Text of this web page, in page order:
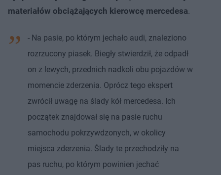
materiałów obciążających kierowcę mercedesa.
- Na pasie, po którym jechało audi, znaleziono
rozrzucony piasek. Biegły stwierdził, że odpadł
on z lewych, przednich nadkoli obu pojazdów w
momencie zderzenia. Oprócz tego ekspert
zwrócił uwagę na ślady kół mercedesa. Ich
początek znajdował się na pasie ruchu
samochodu pokrzywdzonych, w okolicy
miejsca zderzenia. Ślady te przechodziły na
pas ruchu, po którym powinien jechać